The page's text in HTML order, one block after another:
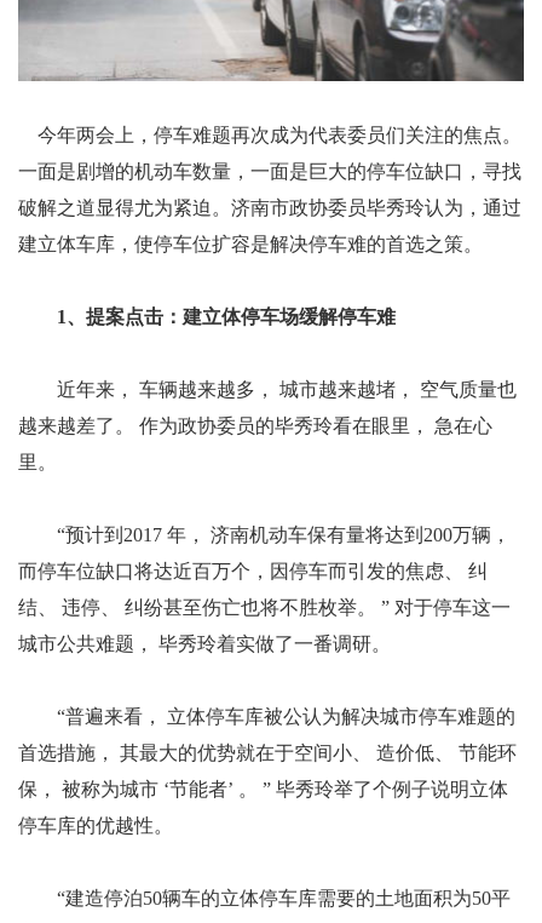
今年两会上，停车难题再次成为代表委员们关注的焦点。
一面是剧增的机动车数量，一面是巨大的停车位缺口，寻找
破解之道显得尤为紧迫。济南市政协委员毕秀玲认为，通过
建立体车库，使停车位扩容是解决停车难的首选之策。
1、提案点击：建立体停车场缓解停车难
近年来， 车辆越来越多， 城市越来越堵， 空气质量也
越来越差了。 作为政协委员的毕秀玲看在眼里， 急在心
里。
“预计到2017 年， 济南机动车保有量将达到200万辆，
而停车位缺口将达近百万个，因停车而引发的焦虑、 纠
结、 违停、 纠纷甚至伤亡也将不胜枚举。 ” 对于停车这一
城市公共难题， 毕秀玲着实做了一番调研。
“普遍来看， 立体停车库被公认为解决城市停车难题的
首选措施， 其最大的优势就在于空间小、 造价低、 节能环
保， 被称为城市 ‘节能者’ 。 ” 毕秀玲举了个例子说明立体
停车库的优越性。
“建造停泊50辆车的立体停车库需要的土地面积为50平